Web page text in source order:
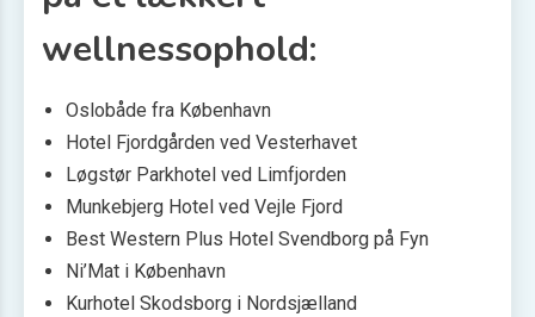
wellnessophold:
Oslobåde fra København
Hotel Fjordgården ved Vesterhavet
Løgstør Parkhotel ved Limfjorden
Munkebjerg Hotel ved Vejle Fjord
Best Western Plus Hotel Svendborg på Fyn
Ni’Mat i København
Kurhotel Skodsborg i Nordsjælland